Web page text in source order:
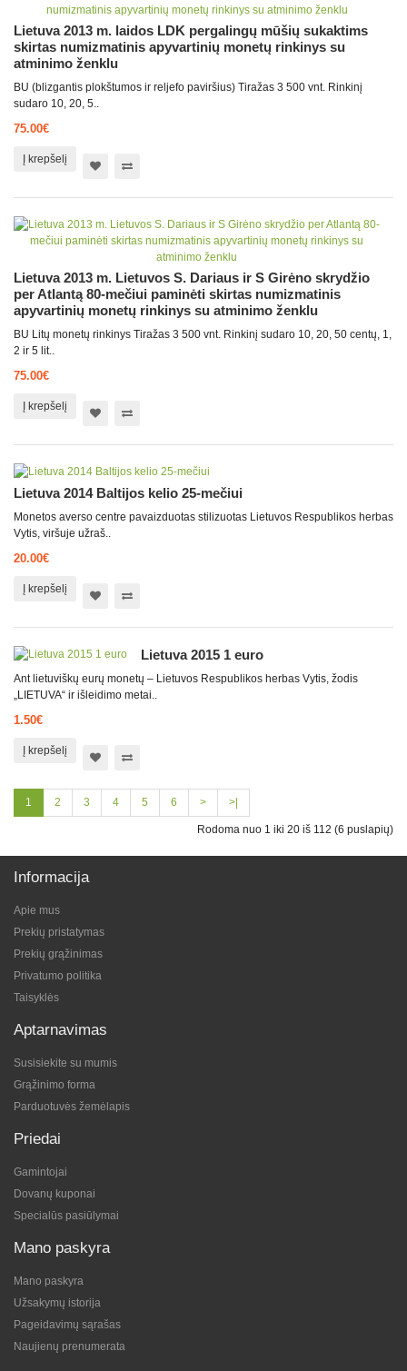
Lietuva 2013 m. laidos LDK pergalingų mūšių sukaktims
skirtas numizmatinis apyvartinių monetų rinkinys su
atminimo ženklu
BU (blizgantis plokštumos ir reljefo paviršius) Tiražas 3 500 vnt. Rinkinį
sudaro 10, 20, 5..
75.00€
Į krepšelį
Lietuva 2013 m. Lietuvos S. Dariaus ir S Girėno skrydžio
per Atlantą 80-mečiui paminėti skirtas numizmatinis
apyvartinių monetų rinkinys su atminimo ženklu
BU Litų monetų rinkinys Tiražas 3 500 vnt. Rinkinį sudaro 10, 20, 50 centų, 1,
2 ir 5 lit..
75.00€
Į krepšelį
Lietuva 2014 Baltijos kelio 25-mečiui
Monetos averso centre pavaizduotas stilizuotas Lietuvos Respublikos herbas
Vytis, viršuje užraš..
20.00€
Į krepšelį
Lietuva 2015 1 euro
Ant lietuviškų eurų monetų – Lietuvos Respublikos herbas Vytis, žodis
„LIETUVA“ ir išleidimo metai..
1.50€
Į krepšelį
1 2 3 4 5 6 > >|
Rodoma nuo 1 iki 20 iš 112 (6 puslapių)
Informacija
Apie mus
Prekių pristatymas
Prekių grąžinimas
Privatumo politika
Taisyklės
Aptarnavimas
Susisiekite su mumis
Grąžinimo forma
Parduotuvės žemėlapis
Priedai
Gamintojai
Dovanų kuponai
Specialūs pasiūlymai
Mano paskyra
Mano paskyra
Užsakymų istorija
Pageidavimų sąrašas
Naujienų prenumerata